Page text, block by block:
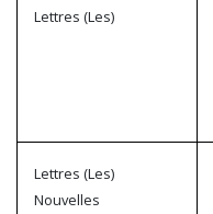
Lettres (Les)
Lettres (Les)
Nouvelles